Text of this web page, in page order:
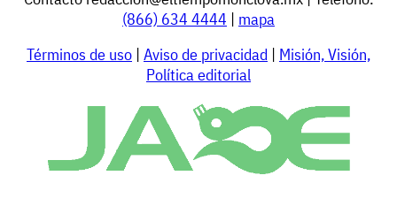
(866) 634 4444 | mapa
Términos de uso | Aviso de privacidad | Misión, Visión,
Política editorial